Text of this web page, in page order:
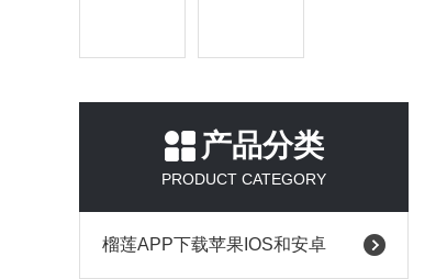
产品分类
PRODUCT CATEGORY
榴莲APP下载苹果IOS和安卓